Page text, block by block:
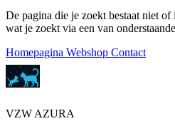
De pagina die je zoekt bestaat niet
wat je zoekt via een van
Homepagina Webshop Contact
VZW AZURA